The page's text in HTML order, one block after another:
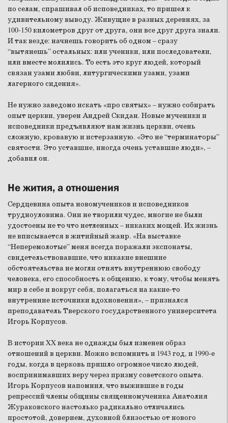
по селам, спрашивал об исповедниках, то пришел к
удивительному выводу. Живущие в разных деревнях, за
100-150 километров друг от друга, они все друг друга знали.
И так везде: начнешь говорить об одном – сразу
“вытянешь” остальных: или ученики, или последователи,
или вместе молились. То есть это круг людей, который
связан узами любви, литургическими узами, узами
лагерного сидения».
Не нужно заведомо искать «про святых» – нужно собирать
опыт церкви, уверен Андрей Скидан. Новые мученики и
исповедники предъявляют нам жизнь церкви, очень
сложную, кровавую и истерзанную. «Это не “терминаторы”
святости. Это уставшие, иногда очень уставшие люди», –
добавил он.
Не жития, а отношения
Сердцевина опыта новомучеников и исповедников
трудноуловима. Они не творили чудес, многие не были
удостоены не то что нетленных – никаких мощей. Их жизнь
не вписывается в житийный жанр. «На выставке
“Неперемолотые” меня всегда поражали экспонаты,
свидетельствовавшие, что никакие внешние
обстоятельства не могли отнять внутреннюю свободу
человека, его способность к общению, к тому, чтобы менять
мир в себе и вокруг себя, полагаться на какие-то
внутренние источники вдохновения», – признался
преподаватель Тверского государственного университета
Игорь Корпусов.
В истории XX века не однажды был изменен образ
отношений в церкви. Можно вспомнить и 1943 год, и 1990-е
годы, когда в церковь пришло огромное число людей,
воспринимавших веру через призму советского опыта.
Игорь Корпусов напомнил, что выжившие в годы
репрессий члены общины священномученика Анатолия
Жураковского настолько радикально отличались
простотой, доверием, духовной близостью от нового